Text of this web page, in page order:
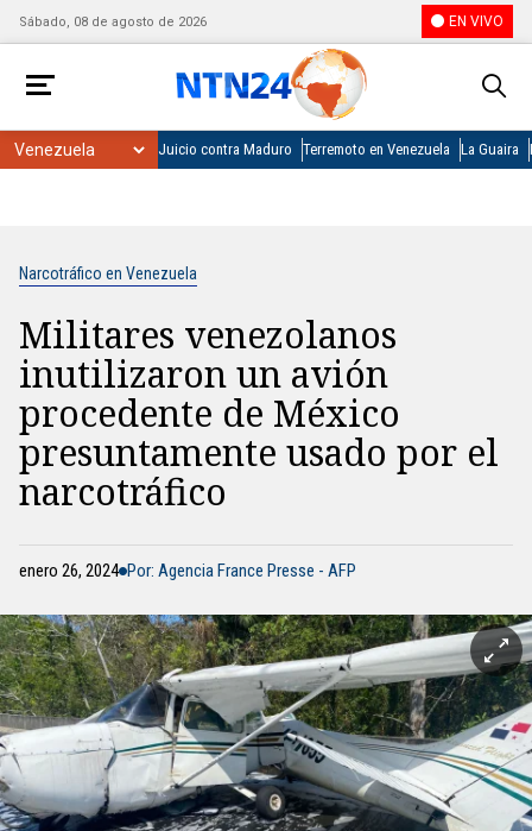
Sábado, 08 de agosto de 2026 EN VIVO
Juicio contra Maduro Terremoto en Venezuela La Guaira
Narcotráfico en Venezuela
Militares venezolanos
inutilizaron un avión
procedente de México
presuntamente usado por el
narcotráfico
enero 26, 2024 Por: Agencia France Presse - AFP